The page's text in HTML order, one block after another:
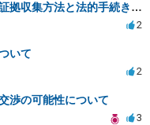
不貞行為に対する離婚に有利な証拠収集方法と法的手続きについて
2
いて
2
渉の可能性について
3